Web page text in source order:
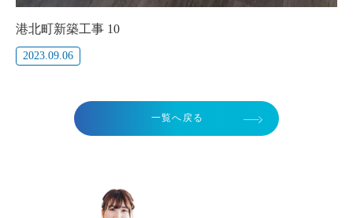
港北町新築工事 10
2023.09.06
一覧へ戻る